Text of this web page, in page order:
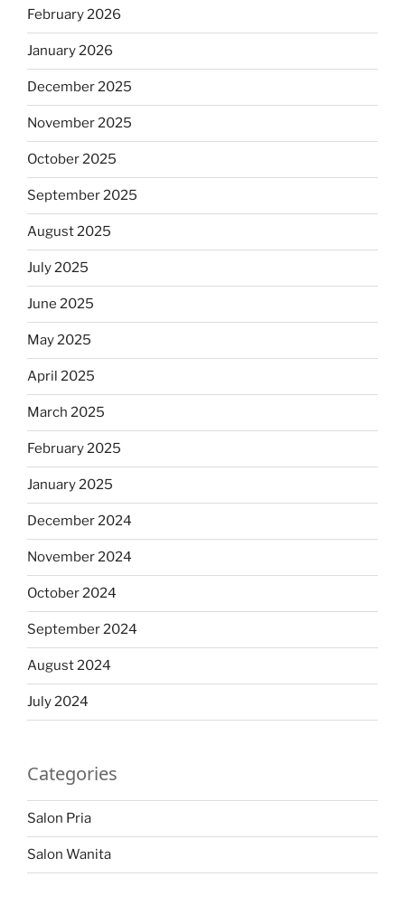
February 2026
January 2026
December 2025
November 2025
October 2025
September 2025
August 2025
July 2025
June 2025
May 2025
April 2025
March 2025
February 2025
January 2025
December 2024
November 2024
October 2024
September 2024
August 2024
July 2024
Categories
Salon Pria
Salon Wanita